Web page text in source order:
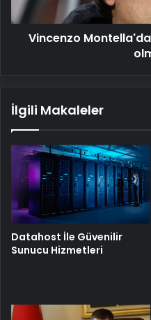
Vincenzo
İlgili Makaleler
Datahost İle Güvenilir
Sunucu Hizmetleri